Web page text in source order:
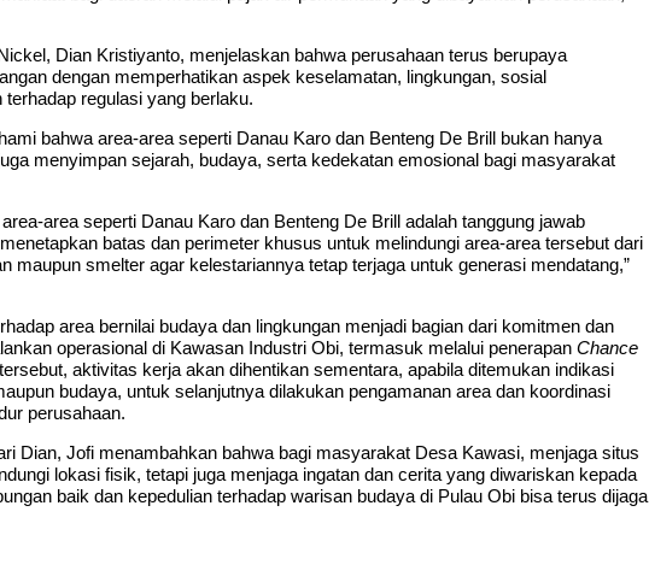
Dian Kristiyanto, menjelaskan bahwa perusahaan terus berupaya
dengan memperhatikan aspek keselamatan, lingkungan, sosial
regulasi yang berlaku.
bahwa area-area seperti Danau Karo dan Benteng De Brill bukan hanya
menyimpan sejarah, budaya, serta kedekatan emosional bagi masyarakat
area seperti Danau Karo dan Benteng De Brill adalah tanggung jawab
batas dan perimeter khusus untuk melindungi area-area tersebut dari
maupun smelter agar kelestariannya tetap terjaga untuk generasi mendatang,”
area bernilai budaya dan lingkungan menjadi bagian dari komitmen dan
operasional di Kawasan Industri Obi, termasuk melalui penerapan Chance
aktivitas kerja akan dihentikan sementara, apabila ditemukan indikasi
budaya, untuk selanjutnya dilakukan pengamanan area dan koordinasi
perusahaan.
Dian, Jofi menambahkan bahwa bagi masyarakat Desa Kawasi, menjaga situs
lokasi fisik, tetapi juga menjaga ingatan dan cerita yang diwariskan kepada
baik dan kepedulian terhadap warisan budaya di Pulau Obi bisa terus dijaga